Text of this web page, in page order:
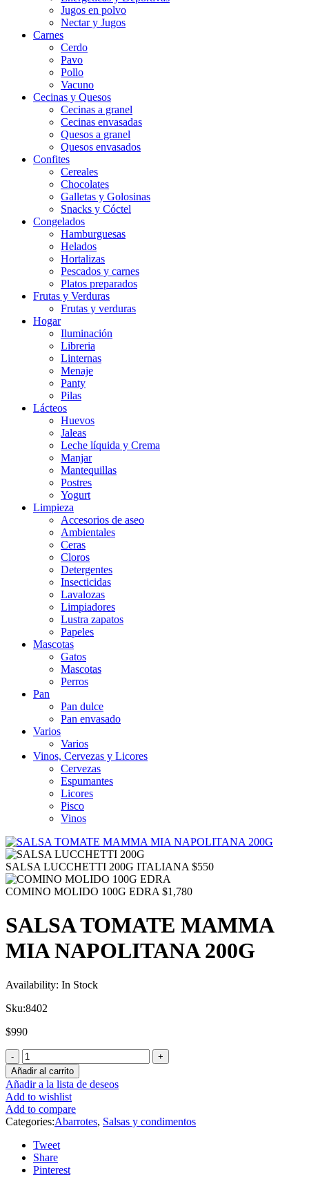
Jugos en polvo
Nectar y Jugos
Carnes
Cerdo
Pavo
Pollo
Vacuno
Cecinas y Quesos
Cecinas a granel
Cecinas envasadas
Quesos a granel
Quesos envasados
Confites
Cereales
Chocolates
Galletas y Golosinas
Snacks y Cóctel
Congelados
Hamburguesas
Helados
Hortalizas
Pescados y carnes
Platos preparados
Frutas y Verduras
Frutas y verduras
Hogar
Iluminación
Libreria
Linternas
Menaje
Panty
Pilas
Lácteos
Huevos
Jaleas
Leche líquida y Crema
Manjar
Mantequillas
Postres
Yogurt
Limpieza
Accesorios de aseo
Ambientales
Ceras
Cloros
Detergentes
Insecticidas
Lavalozas
Limpiadores
Lustra zapatos
Papeles
Mascotas
Gatos
Mascotas
Perros
Pan
Pan dulce
Pan envasado
Varios
Varios
Vinos, Cervezas y Licores
Cervezas
Espumantes
Licores
Pisco
Vinos
SALSA LUCCHETTI 200G ITALIANA $550
COMINO MOLIDO 100G EDRA $1,780
SALSA TOMATE MAMMA
MIA NAPOLITANA 200G
Availability: In Stock
Sku:8402
$990
Añadir al carrito
Añadir a la lista de deseos
Add to wishlist
Add to compare
Categories:Abarrotes, Salsas y condimentos
Tweet
Share
Pinterest